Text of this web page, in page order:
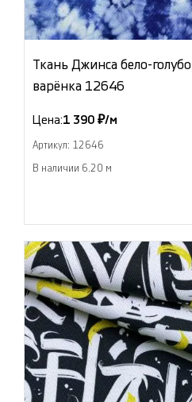
Ткань Джинса бело-
варёнка 12646
Цена:1 390 ₽/м
Артикул: 12646
В наличии 6.20 м